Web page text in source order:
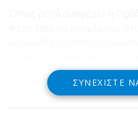
νομιμοποίησης, του εξ
ΣΥΝΕΧΊΣΤΕ